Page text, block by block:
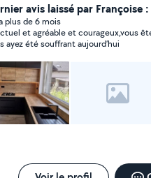
de services de tout
avis laissé par Françoise
plus de 6 mois
et agréable et courageux,vous
ayez été souffrant aujourd’hui